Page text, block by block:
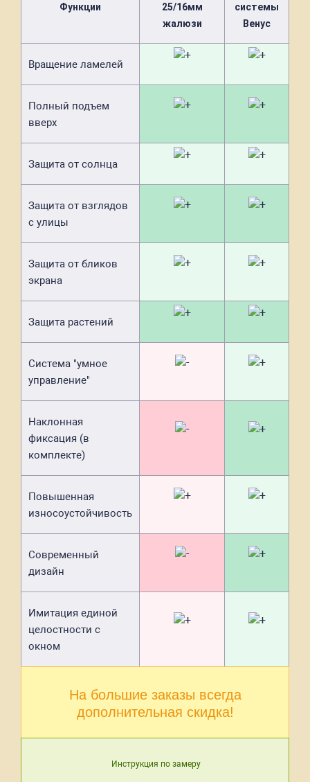
Функции
25/16мм
жалюзи
системы
Венус
Вращение ламелей
Полный подъем
вверх
Защита от солнца
Защита от взглядов
с улицы
Защита от бликов
экрана
Защита растений
Система "умное
управление"
Наклонная
фиксация (в
комплекте)
Повышенная
износоустойчивость
Современный
дизайн
Имитация единой
целостности с
окном
На большие заказы всегда
дополнительная скидка!
Инструкция по замеру